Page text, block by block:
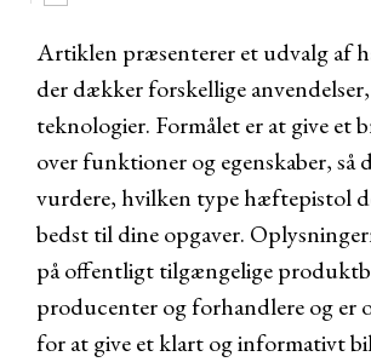
Artiklen præsenterer et udvalg af
der dækker forskellige
teknologier. Formålet er at give et
over funktioner og egenskaber, så
vurdere, hvilken type hæftepistol
bedst til dine opgaver.
på offentligt tilgængelige
producenter og forhandlere og er
for at give et klart og informativt